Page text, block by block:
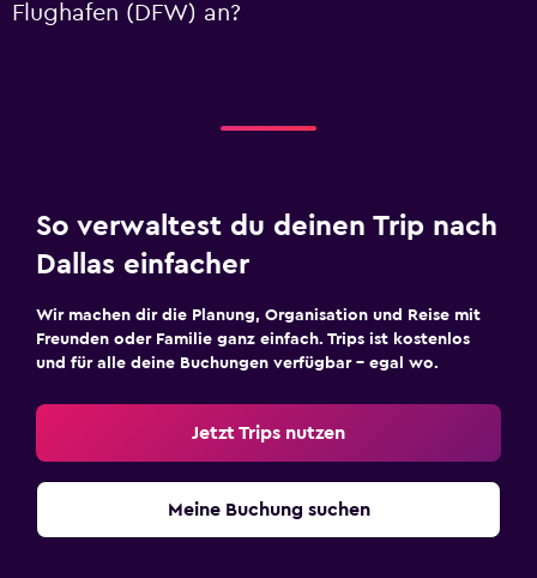
Flughafen (DFW) an?
So verwaltest du deinen Trip nach
Dallas einfacher
Wir machen dir die Planung, Organisation und Reise mit
Freunden oder Familie ganz einfach. Trips ist kostenlos
und für alle deine Buchungen verfügbar – egal wo.
Jetzt Trips nutzen
Meine Buchung suchen